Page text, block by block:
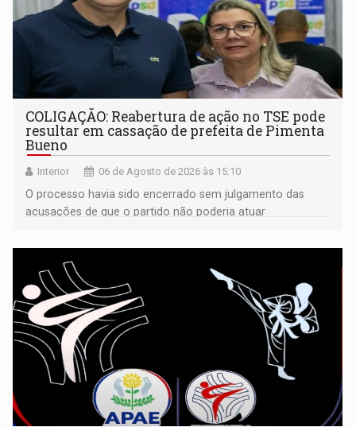
COLIGAÇÃO: Reabertura de ação no TSE pode
resultar em cassação de prefeita de Pimenta
Bueno
Interior 06 de Agosto de 2026 às 15:10
O processo havia sido encerrado sem julgamento das
acusações de que o partido não poderia atuar